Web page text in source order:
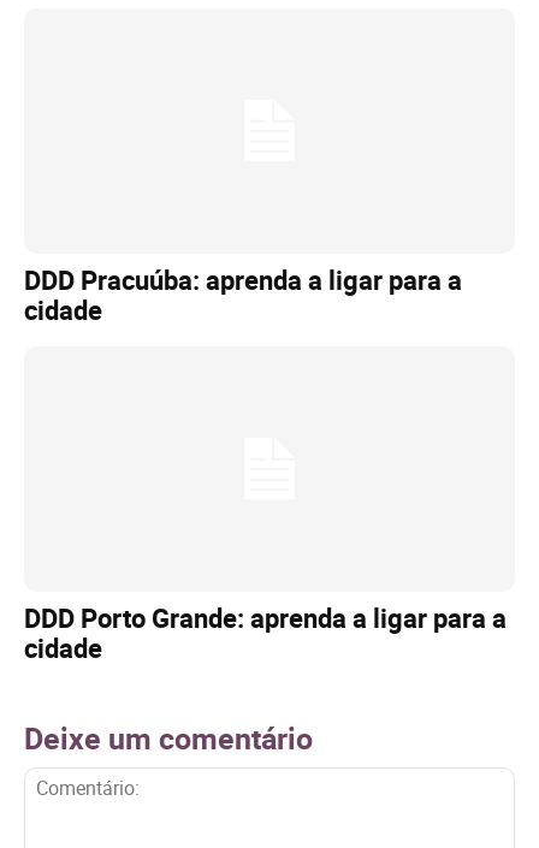
DDD Pracuúba: aprenda a ligar para a
cidade
DDD Porto Grande: aprenda a ligar para a
cidade
Deixe um comentário